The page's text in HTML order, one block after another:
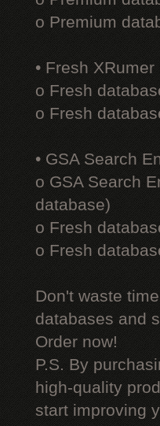
o Premium
• Fresh
o Fresh
o Fresh
• GSA Search
o GSA Search
database)
o Fresh
o Fresh
Don't waste
databases and
Order now!
P.S. By
high-quality
start improving